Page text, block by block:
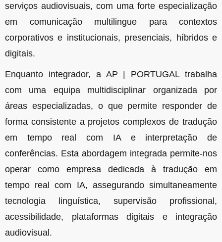
serviços audiovisuais, com uma forte especialização
em comunicação multilingue para contextos
corporativos e institucionais, presenciais, híbridos e
digitais.
Enquanto integrador, a AP | PORTUGAL trabalha
com uma equipa multidisciplinar organizada por
áreas especializadas, o que permite responder de
forma consistente a projetos complexos de tradução
em tempo real com IA e interpretação de
conferências. Esta abordagem integrada permite-nos
operar como empresa dedicada à tradução em
tempo real com IA, assegurando simultaneamente
tecnologia linguística, supervisão profissional,
acessibilidade, plataformas digitais e integração
audiovisual.